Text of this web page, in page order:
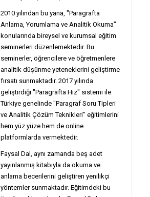
2010 yılından bu yana, "Paragrafta
Anlama, Yorumlama ve Analitik Okuma"
konularında bireysel ve kurumsal eğitim
seminerleri düzenlemektedir. Bu
seminerler, öğrencilere ve öğretmenlere
analitik düşünme yeteneklerini geliştirme
fırsatı sunmaktadır. 2017 yılında
geliştirdiği "Paragrafta Hız" sistemi ile
Türkiye genelinde "Paragraf Soru Tipleri
ve Analitik Çözüm Teknikleri" eğitimlerini
hem yüz yüze hem de online
platformlarda vermektedir.
Faysal Dal, aynı zamanda beş adet
yayınlanmış kitabıyla da okuma ve
anlama becerilerini geliştiren yenilikçi
yöntemler sunmaktadır. Eğitimdeki bu